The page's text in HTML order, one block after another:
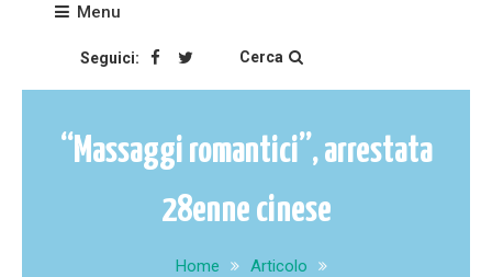
Menu
Seguici: Cerca
“Massaggi romantici”, arrestata
28enne cinese
Home
Articolo